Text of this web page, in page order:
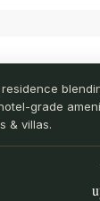
grade
& villas.